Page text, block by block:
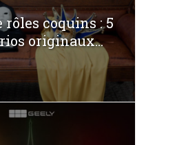
rôles coquins : 5
originaux...